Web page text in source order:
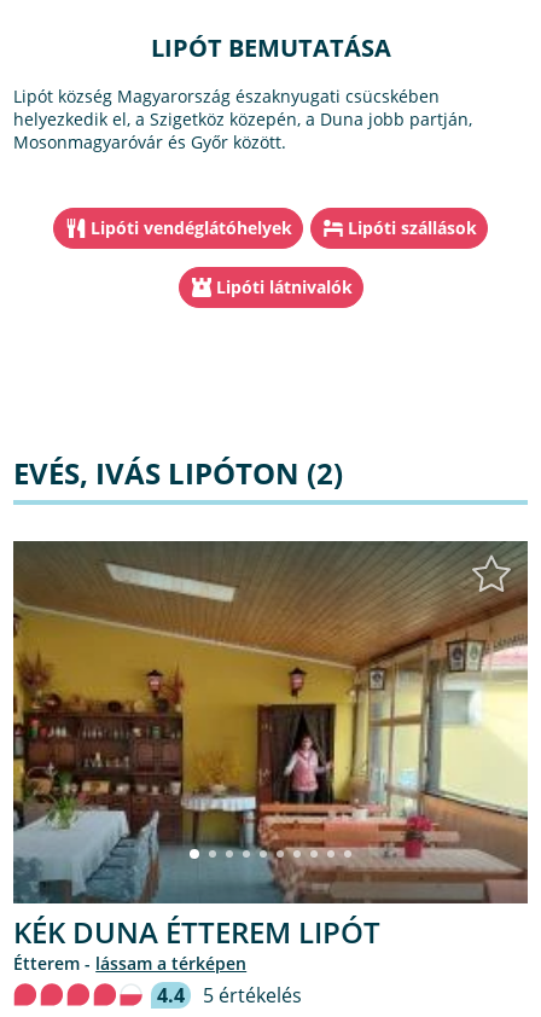
LIPÓT BEMUTATÁSA
Lipót község Magyarország északnyugati csücskében
helyezkedik el, a Szigetköz közepén, a Duna jobb partján,
Mosonmagyaróvár és Győr között.
Lipóti vendéglátóhelyek Lipóti szállások
Lipóti látnivalók
EVÉS, IVÁS LIPÓTON (2)
KÉK DUNA ÉTTEREM LIPÓT
étterem - lássam a térképen
4.4 5 értékelés